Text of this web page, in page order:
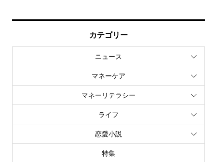
カテゴリー
ニュース
マネーケア
マネーリテラシー
ライフ
恋愛小説
特集